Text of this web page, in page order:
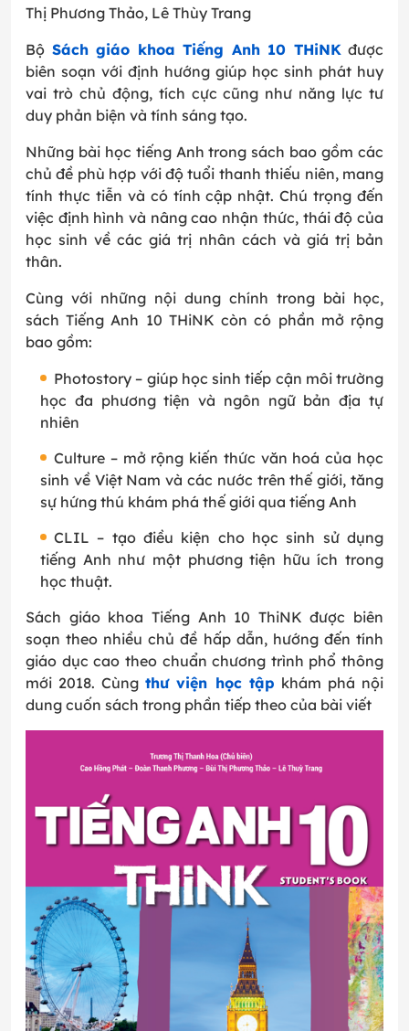
Thị Phương Thảo, Lê Thùy Trang
Bộ Sách giáo khoa Tiếng Anh 10 THiNKđược
biên soạn với định hướng giúp học sinh phát huy
vai trò chủ động, tích cực cũng như năng lực tư
duy phản biện và tính sáng tạo.
Những bài học tiếng Anh trong sách bao gồm các
chủ đề phù hợp với độ tuổi thanh thiếu niên, mang
tính thực tiễn và có tính cập nhật. Chú trọng đến
việc định hình và nâng cao nhận thức, thái độ của
học sinh về các giá trị nhân cách và giá trị bản
thân.
Cùng với những nội dung chính trong bài học,
sách Tiếng Anh 10 THiNK còn có phần mở rộng
bao gồm:
Photostory – giúp học sinh tiếp cận môi trường
học đa phương tiện và ngôn ngữ bản địa tự
nhiên
Culture – mở rộng kiến thức văn hoá của học
sinh về Việt Nam và các nước trên thế giới, tăng
sự hứng thú khám phá thế giới qua tiếng Anh
CLIL – tạo điều kiện cho học sinh sử dụng
tiếng Anh như một phương tiện hữu ích trong
học thuật.
Sách giáo khoa Tiếng Anh 10 ThiNK được biên
soạn theo nhiều chủ đề hấp dẫn, hướng đến tính
giáo dục cao theo chuẩn chương trình phổ thông
mới 2018. Cùngthư viện học tập khám phá nội
dung cuốn sách trong phần tiếp theo của bài viết